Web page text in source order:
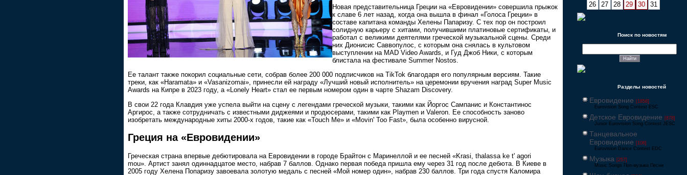
Новая представительница Греции на «Евровидении» совершила прыжок
к славе 6 лет назад, когда она вышла в финал «Голоса Греции» в
составе капитана команды Хелены Папаризу. С тех пор он построил
солидную карьеру с хитами, получившими платиновые сертификаты, и
работал с великими деятелями греческой музыкальной сцены. Среди
них Дионисис Саввопулос, с которым она снялась в культовом
выступлении на MAD Video Awards, и Гуд Джоб Ники, с которым
блистала на фестивале Summer Nostos.
Ее талант также покорил социальные сети, собрав более 200 000 подписчиков на TikTok благодаря его популярным версиям. Такие
треки, как «Haramata» и «Vasanizomai», принесли ей награду «Лучший новый исполнитель» на церемонии вручения наград Super Music
Awards на Кипре в 2023 году, а «Lonely Heart» стал ее первым номером один в чарте Shazam Discovery.
В свои 22 года Клавдия уже успела выйти на сцену с легендами греческой музыки, такими как Йоргос Сампанис и Константинос
Аргирос, а также сотрудничать с известными диджеями и продюсерами, такими как Playmen и Valeron. Ее способность заново
изобретать международные хиты 2000-х годов, такие как «Touch Me» и «Movin' Too Fast», была особенно вирусной.
Греция на «Евровидении»
Греческая страна впервые дебютировала на Евровидении в городе Брайтон с Маринеллой и ее песней «Krasi, thalassa ke t' agori
mou». Артист занял одиннадцатое место, набрав 7 баллов. Однако первая победа пришла ему через 31 год после дебюта. В Киеве в
2005 году Хелена Попаризу завоевала золотую медаль с песней «Мой номер один», набрав 230 баллов. Три года спустя Каломира
26
27 28 29 30 31
Поиск по новостям
Разделы новостей
Евровидение [1858]
Eurovision Song Contest ESC
Детское Евровидение [878]
Junior Eurovision Song Contest JESC
Танцевальное
Евровидение [106]
Eurovision Dance Contest EDC
Музыка [257]
Music Songs Поп-музыка Песни